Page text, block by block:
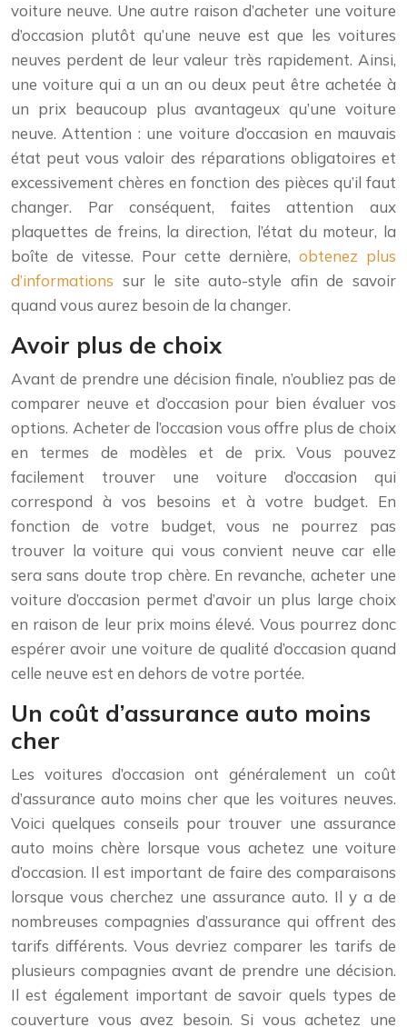
voiture neuve. Une autre raison d’acheter une voiture
d’occasion plutôt qu’une neuve est que les voitures
neuves perdent de leur valeur très rapidement. Ainsi,
une voiture qui a un an ou deux peut être achetée à
un prix beaucoup plus avantageux qu’une voiture
neuve. Attention : une voiture d’occasion en mauvais
état peut vous valoir des réparations obligatoires et
excessivement chères en fonction des pièces qu’il faut
changer. Par conséquent, faites attention aux
plaquettes de freins, la direction, l’état du moteur, la
boîte de vitesse. Pour cette dernière, obtenez plus
d’informations sur le site auto-style afin de savoir
quand vous aurez besoin de la changer.
Avoir plus de choix
Avant de prendre une décision finale, n’oubliez pas de
comparer neuve et d’occasion pour bien évaluer vos
options. Acheter de l’occasion vous offre plus de choix
en termes de modèles et de prix. Vous pouvez
facilement trouver une voiture d’occasion qui
correspond à vos besoins et à votre budget. En
fonction de votre budget, vous ne pourrez pas
trouver la voiture qui vous convient neuve car elle
sera sans doute trop chère. En revanche, acheter une
voiture d’occasion permet d’avoir un plus large choix
en raison de leur prix moins élevé. Vous pourrez donc
espérer avoir une voiture de qualité d’occasion quand
celle neuve est en dehors de votre portée.
Un coût d’assurance auto moins
cher
Les voitures d’occasion ont généralement un coût
d’assurance auto moins cher que les voitures neuves.
Voici quelques conseils pour trouver une assurance
auto moins chère lorsque vous achetez une voiture
d’occasion. Il est important de faire des comparaisons
lorsque vous cherchez une assurance auto. Il y a de
nombreuses compagnies d’assurance qui offrent des
tarifs différents. Vous devriez comparer les tarifs de
plusieurs compagnies avant de prendre une décision.
Il est également important de savoir quels types de
couverture vous avez besoin. Si vous achetez une